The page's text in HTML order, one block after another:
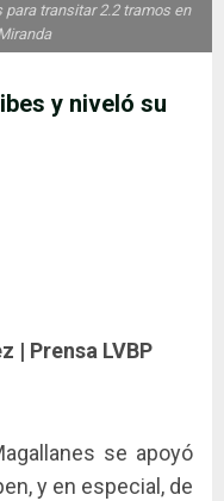
y niveló su
para transitar 2.2 tramos en
| Prensa LVBP
se apoyó
y en especial, de